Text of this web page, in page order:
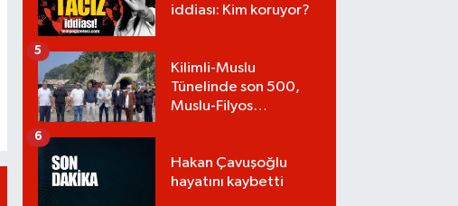
iddiası: Kim koruyor?
Kilimli-Muslu
Tünelinde son 500,
Muslu-Filyos
5
Hakan Çavuşoğlu
hayatını kaybetti
6